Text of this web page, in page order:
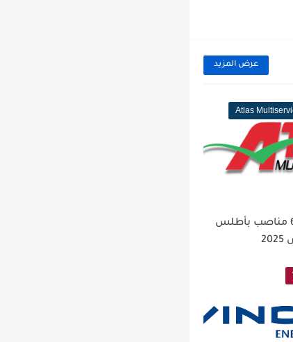
عرض المزيد
Atlas
مباراة توظيف 6 مناصب بأطلس